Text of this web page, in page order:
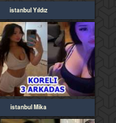
istanbul Yıldız
istanbul Mika